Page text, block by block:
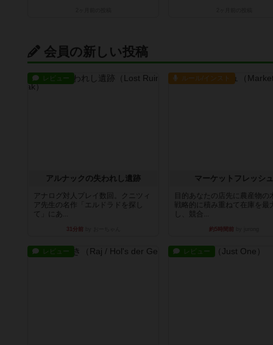
会員の新しい投稿
レビュー
アルナックの失われし遺跡
アナログ対人プレイ数回。クニツィ
ア先生の名作「エルドラドを探し
て」にあ...
31分前
ルール/インスト
マーケットフレッシュ
目的あなたの店先に農産物の
戦略的に積み重ねて在庫を最
し、競合...
約5時間前
レビュー レビュー